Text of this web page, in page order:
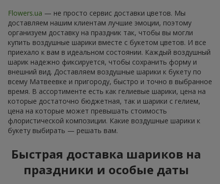
Flowers.ua — не просто сервис доставки цветов. Мы
доставляем нашим клиентам лучшие эмоции, поэтому
организуем доставку на праздник так, чтобы вы могли
купить воздушные шарики вместе с букетом цветов. И все
приехало к вам в идеальном состоянии. Каждый воздушный
шарик надежно фиксируется, чтобы сохранить форму и
внешний вид. Доставляем воздушные шарики к букету по
всему Матвеевке и пригороду, быстро и точно в выбранное
время. В ассортименте есть как гелиевые шарики, цена на
которые достаточно бюджетная, так и шарики с гелием,
цена на которые может превышать стоимость
флористической композиции. Какие воздушные шарики к
букету выбирать — решать вам.
Быстрая доставка шариков на
праздники и особые даты